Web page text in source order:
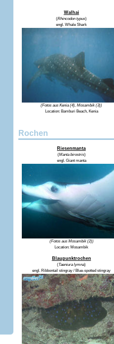
Walhai
(Rhincodon typus)
engl. Whale Shark
(Fotos aus Kenia (4), Mosambik (3))
Location: Bamburi Beach, Kenia
Rochen
Riesenmanta
(Manta birostris)
engl. Giant manta
(Fotos aus Mosambik (2))
Location: Mosambik
Blaupunktrochen
(Taeniura lymna)
engl. Ribbontail stingray / Blue-spotted stingray